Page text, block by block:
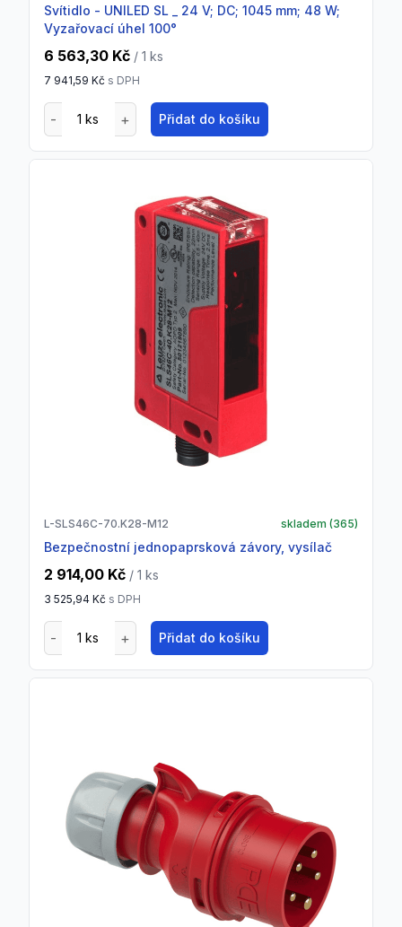
Svítidlo - UNILED SL _ 24 V; DC; 1045 mm; 48 W;
Vyzařovací úhel 100°
6 563,30 Kč / 1 ks
7 941,59 Kč s DPH
Přidat do košíku
L-SLS46C-70.K28-M12 skladem (365)
Bezpečnostní jednopaprsková závory, vysílač
2 914,00 Kč / 1 ks
3 525,94 Kč s DPH
Přidat do košíku